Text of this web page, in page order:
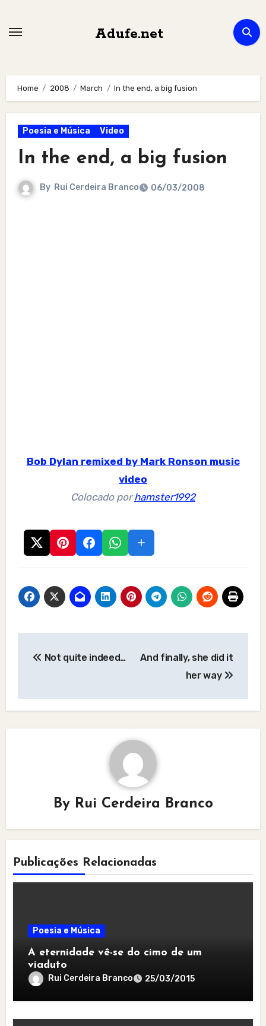
Adufe.net
Home 2008 March In the end, a big fusion
Poesia e Música Video
In the end, a big fusion
By Rui Cerdeira Branco 06/03/2008
Bob Dylan remixed by Mark Ronson music
video
Colocado porhamster1992
navigation
Not quite indeed…
And finally, she did it
her way
By Rui Cerdeira Branco
Publicações Relacionadas
Poesia e Música
A eternidade vê-se do cimo de um
viaduto
Rui Cerdeira Branco 25/03/2015